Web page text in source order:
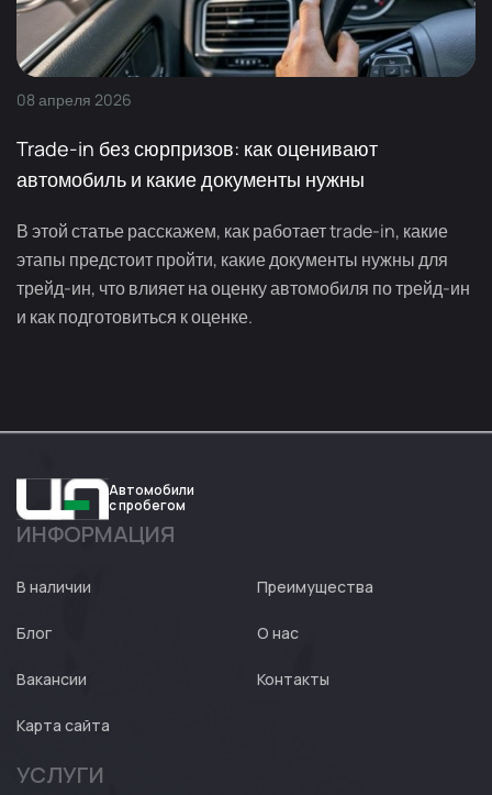
08 апреля 2026
Trade-in без сюрпризов: как оценивают
автомобиль и какие документы нужны
В этой статье расскажем, как работает trade-in, какие
этапы предстоит пройти, какие документы нужны для
трейд-ин, что влияет на оценку автомобиля по трейд-ин
и как подготовиться к оценке.
Авто
Автомобили
с пробегом
ИНФОРМАЦИЯ
В наличии Преимущества
Блог О нас
Вакансии Контакты
Карта сайта
УСЛУГИ